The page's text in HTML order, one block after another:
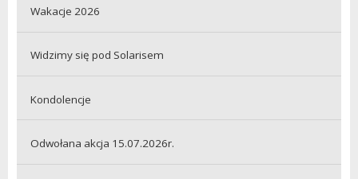
Wakacje 2026
Widzimy się pod Solarisem
Kondolencje
Odwołana akcja 15.07.2026r.